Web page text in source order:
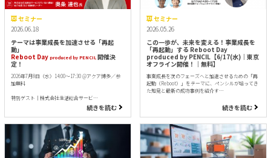
セミナー
2026.06.18
テーマは事業成長を加速させる「再起
動」
Reboot Dayproduced by PENCIL 開催決
定！
2026年7月8日（水）14:00～17:30 @アクア博多／参
加無料
特別ゲスト｜株式会社生活総合サービ…
続きを読む
セミナー
2026.05.26
この一歩が、未来を変える！事業成長を
「再起動」する Reboot Day
produced by PENCIL【6/17(水)｜東京
オフライン開催！｜無料】
事業成長を次のフェーズへと加速させるための「再
起動（Reboot）」をテーマに、ペンシルが培ってき
た知見と最新の成功事例を紹介す…
続きを読む